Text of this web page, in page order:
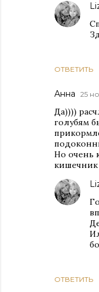
ОТВЕТИТЬ
Анна 25
Да))))
голубям
Но очень
кишечник
ОТВЕТИТЬ